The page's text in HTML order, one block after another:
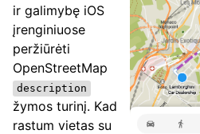
ir galimybę iOS
įrenginiuose
peržiūrėti
OpenStreetMap
description
žymos turinį. Kad
rastum vietas su